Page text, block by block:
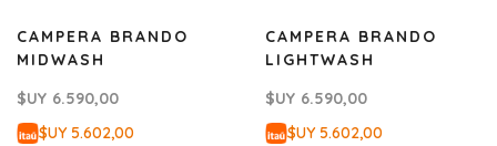
CAMPERA BRANDO
MIDWASH
$UY 6.590,00
$UY 5.602,00
CAMPERA BRANDO
LIGHTWASH
$UY 6.590,00
$UY 5.602,00